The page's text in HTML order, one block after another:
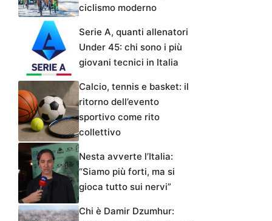
ciclismo moderno
Serie A, quanti allenatori
Under 45: chi sono i più
giovani tecnici in Italia
Calcio, tennis e basket: il
ritorno dell’evento
sportivo come rito
collettivo
Nesta avverte l’Italia:
“Siamo più forti, ma si
gioca tutto sui nervi”
Chi è Damir Dzumhur: